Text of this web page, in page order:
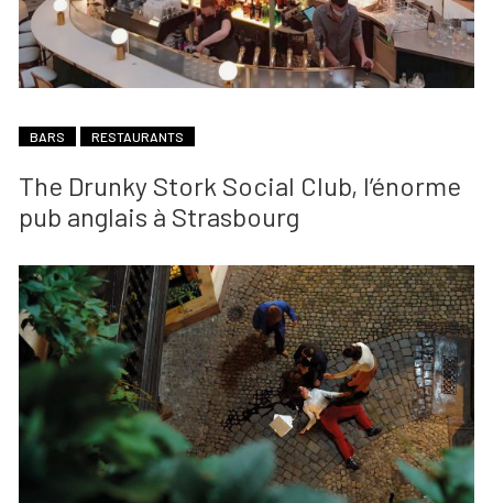
BARS RESTAURANTS
The Drunky Stork Social Club, l’énorme
pub anglais à Strasbourg